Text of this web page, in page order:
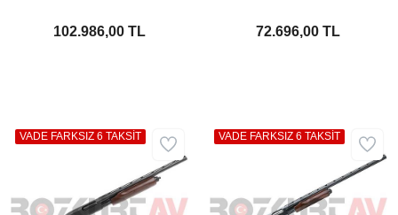
102.986,00 TL
72.696,00 TL
VADE FARKSIZ 6 TAKSİT VADE FARKSIZ 6 TAKSİT